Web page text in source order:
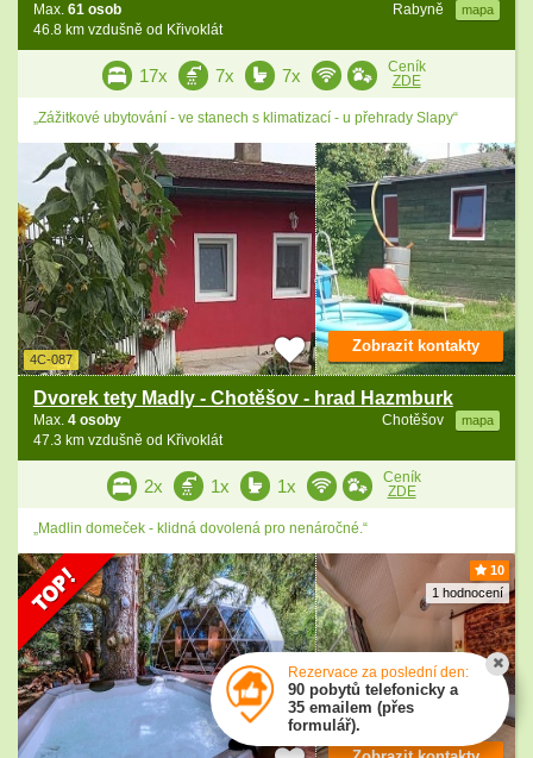
Rabyně mapa
Max. 61 osob
46.8 km vzdušně od Křivoklát
17x 7x 7x
Ceník
ZDE
„Zážitkové ubytování - ve stanech s klimatizací - u přehrady Slapy“
4C-087
Dvorek tety Madly - Chotěšov - hrad Hazmburk
Chotěšov mapa
Max. 4 osoby
47.3 km vzdušně od Křivoklát
Zobrazit kontakty
2x 1x 1x
Ceník
ZDE
„Madlin domeček - klidná dovolená pro nenáročné.“
10
1 hodnocení
Rezervace za poslední den:
90 pobytů telefonicky a
35 emailem (přes
formulář).